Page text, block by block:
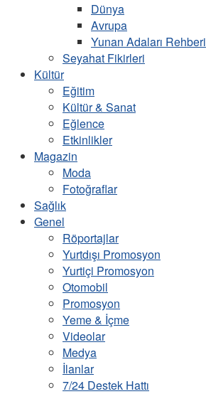
Dünya
Avrupa
Yunan Adaları Rehberi
Seyahat Fikirleri
Kültür
Eğitim
Kültür & Sanat
Eğlence
Etkinlikler
Magazin
Moda
Fotoğraflar
Sağlık
Genel
Röportajlar
Yurtdışı Promosyon
Yurtiçi Promosyon
Otomobil
Promosyon
Yeme & İçme
Videolar
Medya
İlanlar
7/24 Destek Hattı